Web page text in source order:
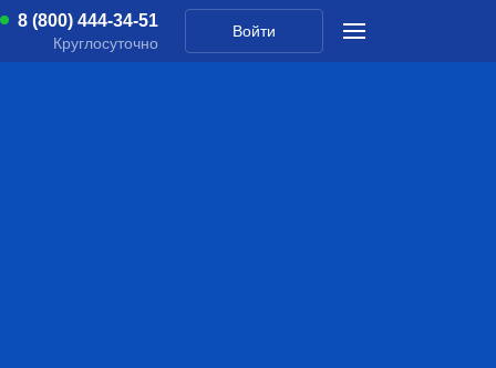
8 (800) 444-34-51
Круглосуточно
Войти